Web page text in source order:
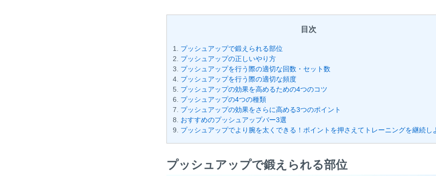
目次
プッシュアップで鍛えられる部位
プッシュアップの正しいやり方
プッシュアップを行う際の適切な回数・セット数
プッシュアップを行う際の適切な頻度
プッシュアップの効果を高めるための4つのコツ
プッシュアップの4つの種類
プッシュアップの効果をさらに高める3つのポイント
おすすめのプッシュアップバー3選
プッシュアップでより腕を太くできる！ポイントを押さえてトレーニングを継続し
プッシュアップで鍛えられる部位